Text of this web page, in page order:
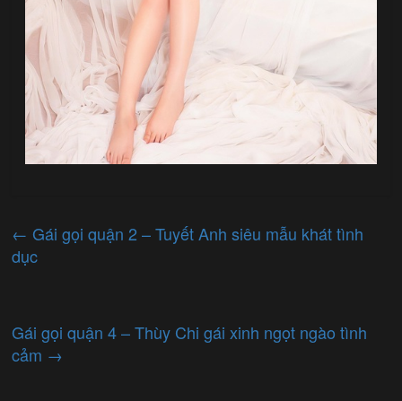
← Gái gọi quận 2 – Tuyết Anh siêu mẫu khát tình
dục
Gái gọi quận 4 – Thùy Chi gái xinh ngọt ngào tình
cảm →